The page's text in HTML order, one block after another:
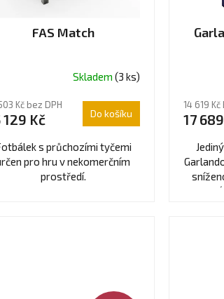
FAS Match
Skladem (3 ks)
Kč bez DPH
129 Kč Do košíku
s průchozími tyčemi
pro hru v nekomerčním
prostředí.
14 619 Kč
17